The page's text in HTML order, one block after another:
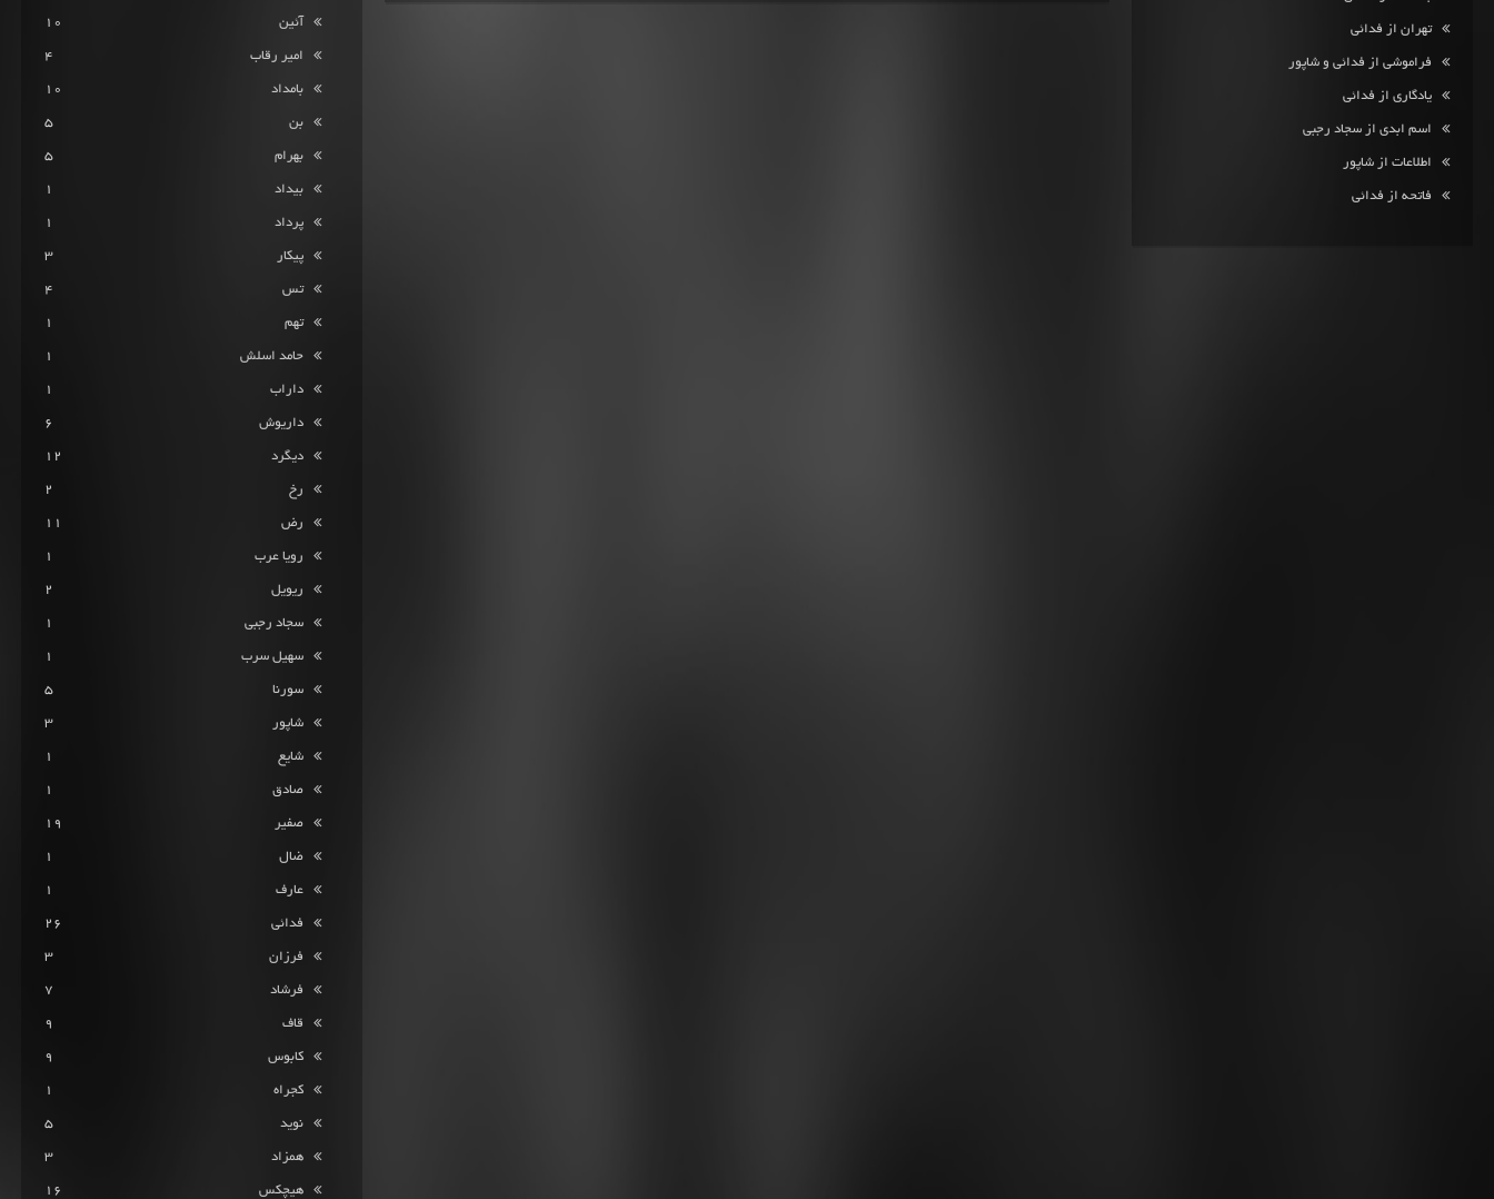
آئین 10
امیر رقاب 4
بامداد 10
بن 5
بهرام 5
بیداد 1
پرداد 1
پیکار 3
تس 4
تهم 1
حامد اسلش 1
داراب 1
داریوش 6
دیگرد 12
رخ 2
رض 11
رویا عرب 1
ریویل 2
سجاد رجبی 1
سهیل سرب 1
سورنا 5
شاپور 3
شایع 1
صادق 1
صفیر 19
ضال 1
عارف 1
فدائی 26
فرزان 3
فرشاد 7
قاف 9
کابوس 9
کجراه 1
نوید 5
همزاد 3
هیچکس 16
تهران از فدائی
فراموشی از فدائی و شاپور
یادگاری از فدائی
اسم ابدی از سجاد رجبی
اطلاعات از شاپور
فاتحه از فدائی